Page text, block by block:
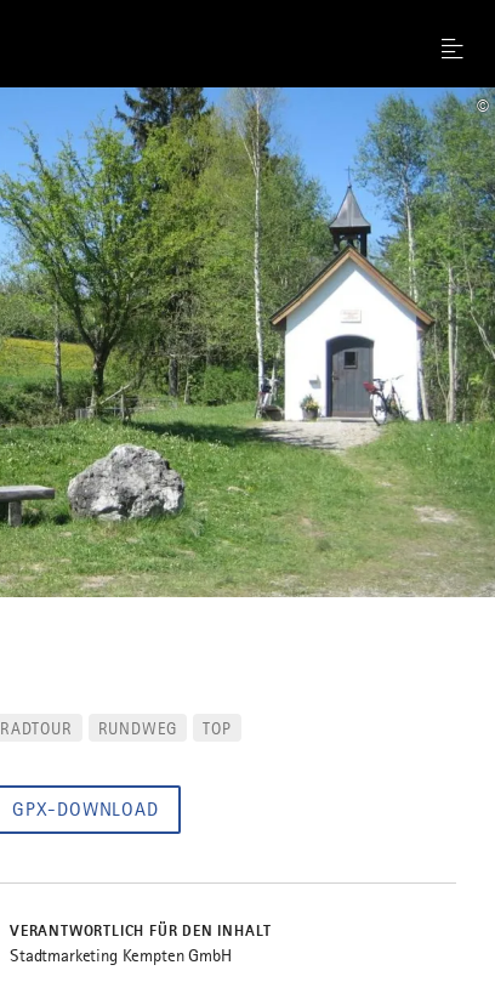
Menu
©
RADTOUR RUNDWEG TOP
GPX-DOWNLOAD
VERANTWORTLICH FÜR DEN INHALT
Stadtmarketing Kempten GmbH